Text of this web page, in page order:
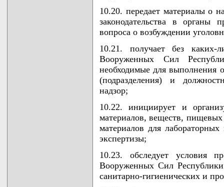
10.20. передает материалы о
законодательства в органы
вопроса о возбуждении
10.21. получает без
Вооруженных Сил
необходимые для выполнения
(подразделения) и
надзор;
10.22. инициирует и
материалов, веществ,
материалов для лабораторных
экспертизы;
10.23. обследует условия
Вооруженных Сил
санитарно-гигиенических и